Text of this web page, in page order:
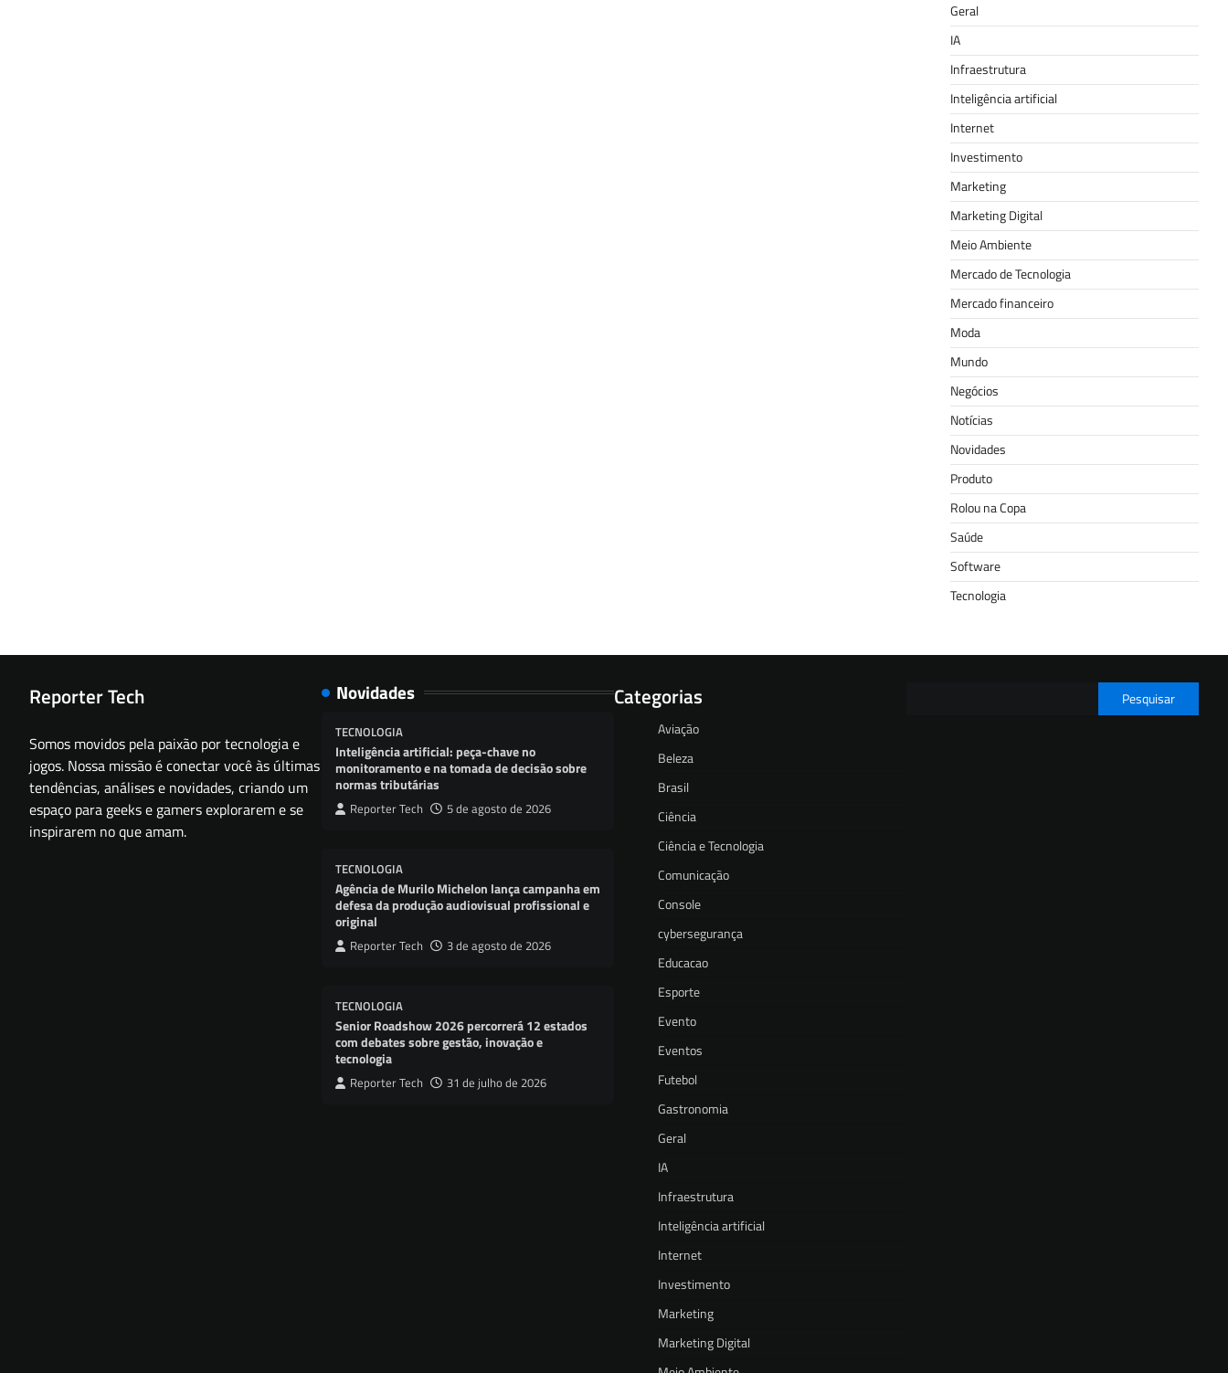
Geral
IA
Infraestrutura
Inteligência artificial
Internet
Investimento
Marketing
Marketing Digital
Meio Ambiente
Mercado de Tecnologia
Mercado financeiro
Moda
Mundo
Negócios
Notícias
Novidades
Produto
Rolou na Copa
Saúde
Software
Tecnologia
Reporter Tech
Somos movidos pela paixão por tecnologia e
jogos. Nossa missão é conectar você às últimas
tendências, análises e novidades, criando um
espaço para geeks e gamers explorarem e se
inspirarem no que amam.
Novidades
TECNOLOGIA
Inteligência artificial: peça-chave no
monitoramento e na tomada de decisão sobre
normas tributárias
Reporter Tech 5 de agosto de 2026
TECNOLOGIA
Agência de Murilo Michelon lança campanha em
defesa da produção audiovisual profissional e
original
Reporter Tech 3 de agosto de 2026
TECNOLOGIA
Senior Roadshow 2026 percorrerá 12 estados
com debates sobre gestão, inovação e
tecnologia
Reporter Tech 31 de julho de 2026
Categorias
Aviação
Beleza
Brasil
Ciência
Ciência e Tecnologia
Comunicação
Console
cybersegurança
Educacao
Esporte
Evento
Eventos
Futebol
Gastronomia
Geral
IA
Infraestrutura
Inteligência artificial
Internet
Investimento
Marketing
Marketing Digital
Pesquisar